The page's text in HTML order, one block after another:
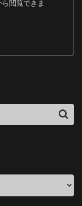
閲覧できま